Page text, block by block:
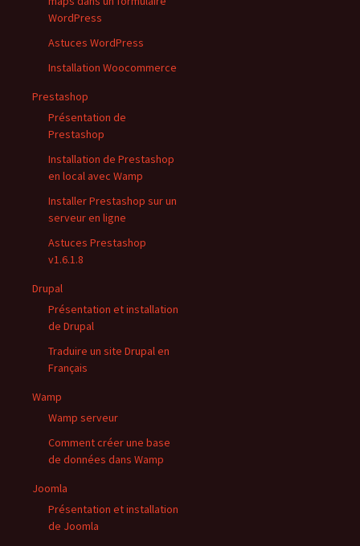
WordPress
Astuces WordPress
Installation Woocommerce
Prestashop
Présentation de
Prestashop
Installation de Prestashop
en local avec Wamp
Installer Prestashop sur un
serveur en ligne
Astuces Prestashop
v1.6.1.8
Drupal
Présentation et installation
de Drupal
Traduire un site Drupal en
Français
Wamp
Wamp serveur
Comment créer une base
de données dans Wamp
Joomla
Présentation et installation
de Joomla